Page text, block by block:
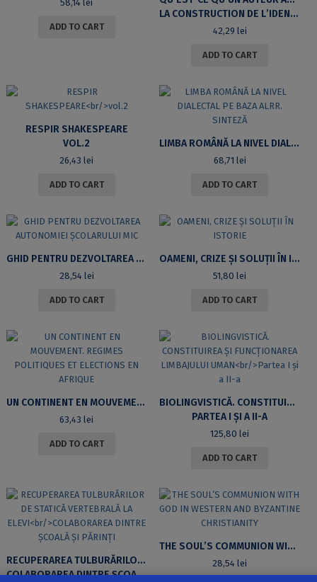
58,14lei
ADD TO CART
LA CONSTRUCTION DE LʼIDENTITÉ DANS LE ROMAN DE FAUVEL
42,29 lei
ADD TO CART
RESPIR SHAKESPEARE
VOL.2
26,43lei
ADD TO CART
LIMBA ROMÂNĂ LA NIVEL DIALECTAL PE BAZA ALRR. SINTEZĂ
68,71 lei
ADD TO CART
GHID PENTRU DEZVOLTAREA AUTONOMIEI ȘCOLARULUI MIC
28,54 lei
ADD TO CART
OAMENI, CRIZE ȘI SOLUȚII ÎN ISTORIE
51,80lei
ADD TO CART
UN CONTINENT EN MOUVEMENT. REGIMES POLITIQUES ET ELECTIONS EN AFRIQUE
63,43lei
ADD TO CART
BIOLINGVISTICĂ. CONSTITUIREA ȘI FUNCȚIONAREA LIMBAJULUI UMAN
PARTEA I ȘI A II-A
125,80lei
ADD TO CART
RECUPERAREA TULBURĂRILOR DE STATICĂ VERTEBRALĂ LA ELEVI
COLABORAREA DINTRE ȘCOALĂ ȘI PĂRINȚI
THE SOUL’S COMMUNION WITH GOD IN WESTERN AND BYZANTINE CHRISTIANITY
28,54 lei